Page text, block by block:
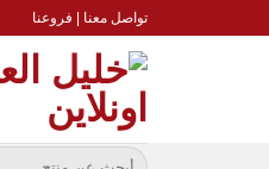
تواصل معنا | فروعنا
البحث